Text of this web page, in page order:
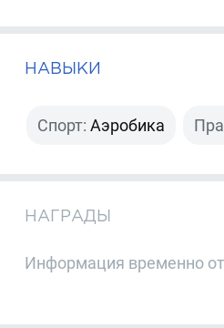
НАВЫКИ
Спорт: Аэробика
НАГРАДЫ
Информация временно